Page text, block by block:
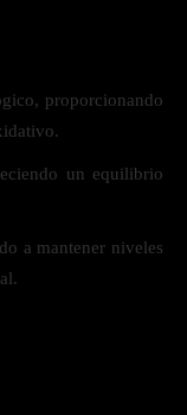
proporcionando
un equilibrio
a mantener niveles